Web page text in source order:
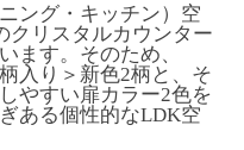
ング・キッチン）空
クリスタルカウンター
ます。そのため、
入り＞新色2柄と、そ
やすい扉カラー2色を
ある個性的なLDK空